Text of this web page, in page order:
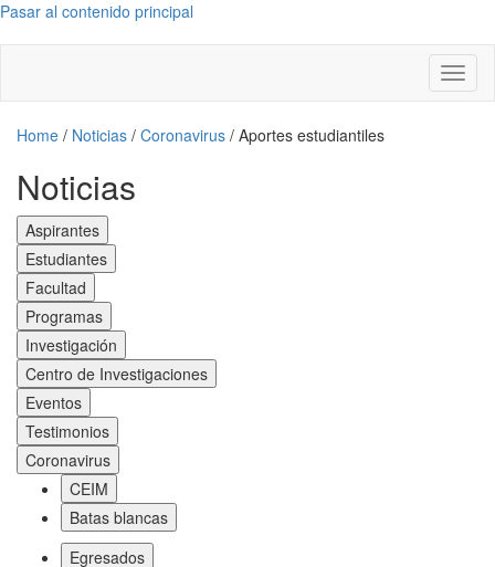
Pasar al contenido principal
Home / Noticias / Coronavirus / Aportes estudiantiles
Noticias
Aspirantes
Estudiantes
Facultad
Programas
Investigación
Centro de Investigaciones
Eventos
Testimonios
Coronavirus
CEIM
Batas blancas
Egresados